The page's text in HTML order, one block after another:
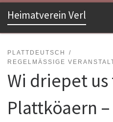
Zum Inhalt springen
Heimatverein Verl
PLATTDEUTSCH
REGELMÄSSIGE
Wi driepet us
Plattköaern –